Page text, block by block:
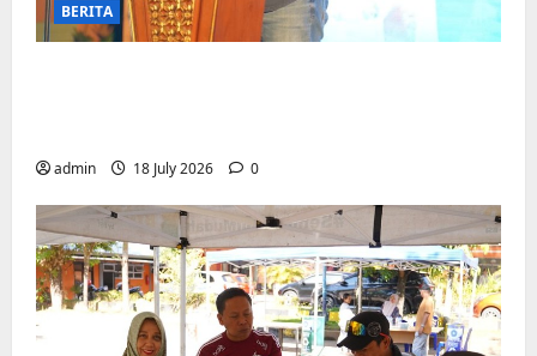
BERITA
admin 18 July 2026 0